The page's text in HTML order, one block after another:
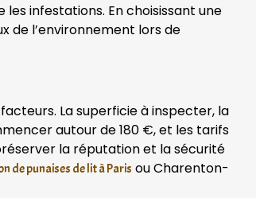
infestations. En choisissant une
de l’environnement lors de
La superficie à inspecter, la
autour de 180 €, et les tarifs
la réputation et la sécurité
de punaises de lit à Paris ou Charenton-